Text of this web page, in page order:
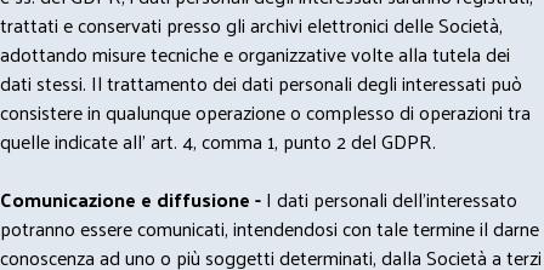
trattati e conservati presso gli archivi elettronici delle Società,
adottando misure tecniche e organizzative volte alla tutela dei
dati stessi. Il trattamento dei dati personali degli interessati può
consistere in qualunque operazione o complesso di operazioni tra
quelle indicate all' art. 4, comma 1, punto 2 del GDPR.
Comunicazione e diffusione -I dati personali dell’interessato
potranno essere comunicati, intendendosi con tale termine il darne
conoscenza ad uno o più soggetti determinati, dalla Società a terzi